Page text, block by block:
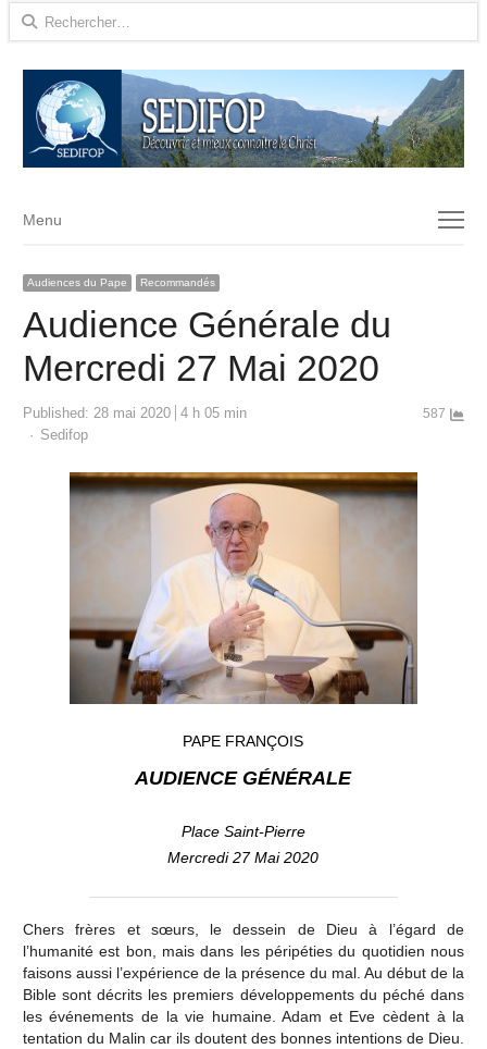
Rechercher :
Menu
Menu
Audiences du Pape Recommandés
Audience Générale du
Mercredi 27 Mai 2020
Published: 28 mai 2020
4 h 05 min
Author
Sedifop
587
PAPE FRANÇOIS
AUDIENCE GÉNÉRALE
Place Saint-Pierre
Mercredi 27 Mai 2020
Chers frères et sœurs, le dessein de Dieu à l’égard de
l’humanité est bon, mais dans les péripéties du quotidien nous
faisons aussi l’expérience de la présence du mal. Au début de la
Bible sont décrits les premiers développements du péché dans
les événements de la vie humaine. Adam et Eve cèdent à la
tentation du Malin car ils doutent des bonnes intentions de Dieu.